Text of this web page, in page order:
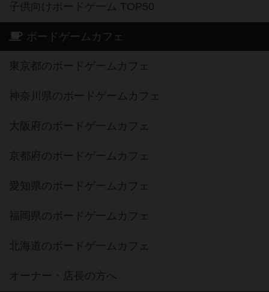
子供向けボードゲーム TOP50
ボードゲームカフェ
東京都のボードゲームカフェ
神奈川県のボードゲームカフェ
大阪府のボードゲームカフェ
京都府のボードゲームカフェ
愛知県のボードゲームカフェ
福岡県のボードゲームカフェ
北海道のボードゲームカフェ
オーナー・店長の方へ